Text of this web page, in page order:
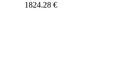
1824.28 €